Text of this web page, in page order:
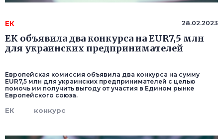
ЕК 28.02.2023
ЕК объявила два конкурса на EUR7,5 млн
для украинских предпринимателей
Европейская комиссия объявила два конкурса на сумму
EUR7,5 млн для украинских предпринимателей с целью
помочь им получить выгоду от участия в Едином рынке
Европейского союза.
ЕК конкурс